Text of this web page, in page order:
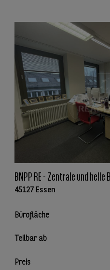
BNPP RE - Zentrale und
45127 Essen
Bürofläche
Teilbar ab
Preis